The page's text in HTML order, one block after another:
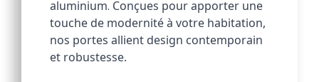
aluminium. Conçues pour apporter une
touche de modernité à votre habitation,
nos portes allient design contemporain
et robustesse.